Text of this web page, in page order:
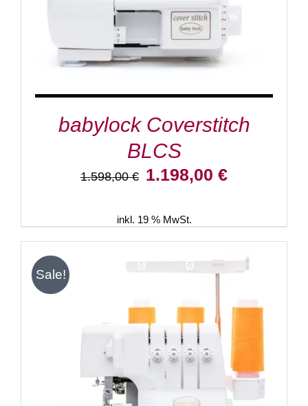
babylock Coverstitch
BLCS
1.598,00€ Ursprünglicher
1.598,00 €
1.198,00 €Aktueller
inkl. 19 % MwSt.
Sale!
IN DEN WARENKORB DETAILS